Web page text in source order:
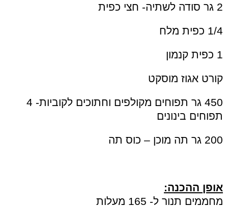
2 גר סודה לשתיה- חצי כפית
1/4 כפית מלח
1 כפית קנמון
קורט אגוז מוסקט
450 גר תפוחים מקולפים וחתוכים לקוביות- 4
תפוחים בינונים
200 גר תה מוכן – כוס תה
אופן ההכנה:
מחממים תנור ל- 165 מעלות